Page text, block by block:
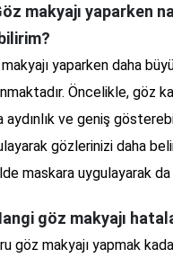
makyajı yaparken
yaparken daha
Öncelikle, göz
aydınlık ve geniş
gözlerinizi daha
maskara uygulayarak
göz makyajı
göz makyajı yapmak